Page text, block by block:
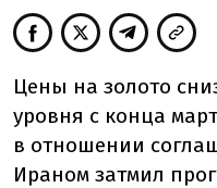
Цены на золото
уровня с конца
в отношении
Ираном затмил